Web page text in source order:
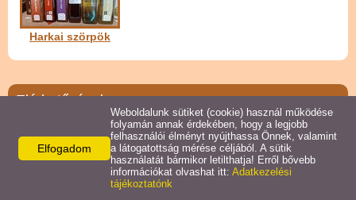
Harkai szörpök
Elérhetőségek
9730 Kőszeg,
Várkör 69.
Elfogadom
Weboldalunk sütiket (cookie) használ működése
folyamán annak érdekében, hogy a legjobb
felhasználói élményt nyújthassa Önnek, valamint
a látogatottság mérése céljából. A sütik
használatát bármikor letilthatja! Erről bővebb
információkat olvashat itt: Adatkezelési
tájékoztatónk